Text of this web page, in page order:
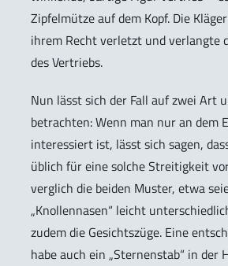
Zipfelmütze auf dem Kopf. Die
ihrem Recht verletzt und verlangte
des Vertriebs.
Nun lässt sich der Fall auf zwei Art
betrachten: Wenn man nur an dem
interessiert ist, lässt sich sagen,
üblich für eine solche Streitigkeit
verglich die beiden Muster, etwa
„Knollennasen“ leicht
zudem die Gesichtszüge. Eine
habe auch ein „Sternenstab“ in der